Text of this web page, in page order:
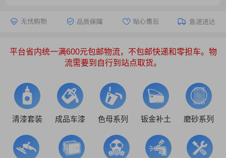
平台省内统一满600元包邮物流，不包邮快递和零担车。物
流需要到自行到站点取货。
清漆套装 成品车漆 色母系列 钣金补土 磨砂系列